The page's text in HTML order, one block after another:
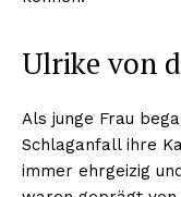
Ulrike von
Als junge Frau
Schlaganfall ihre
immer ehrgeizig